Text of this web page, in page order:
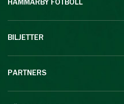
HAMMARBY FOTBOLL
BILJETTER
PARTNERS